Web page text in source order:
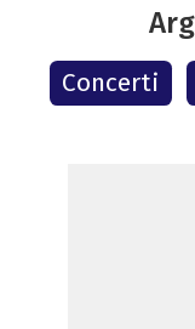
Concerti